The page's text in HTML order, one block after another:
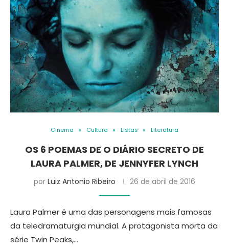
Cinema Cultura Listas Literatura
OS 6 POEMAS DE O DIÁRIO SECRETO DE
LAURA PALMER, DE JENNYFER LYNCH
por Luiz Antonio Ribeiro 26 de abril de 2016
Laura Palmer é uma das personagens mais famosas
da teledramaturgia mundial. A protagonista morta da
série Twin Peaks,…